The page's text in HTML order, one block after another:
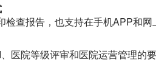
检查报告，也支持在手机APP和
医院等级评审和医院运营管理的